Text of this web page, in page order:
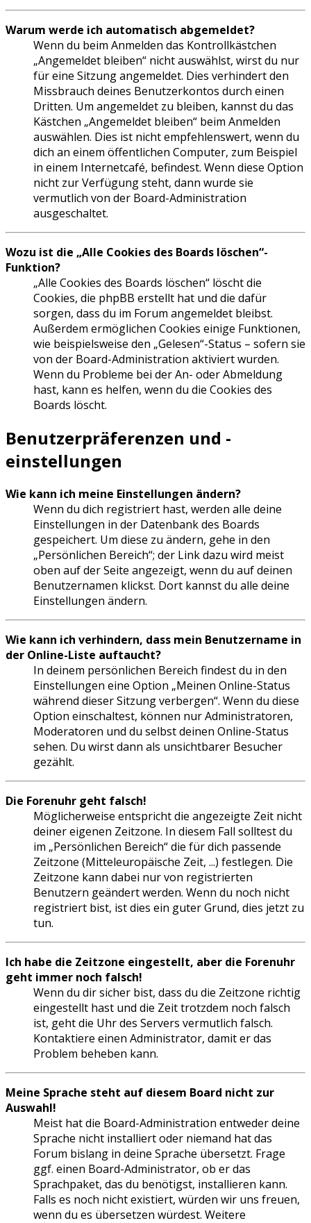
Warum werde ich automatisch abgemeldet?
Wenn du beim Anmelden das Kontrollkästchen
„Angemeldet bleiben“ nicht auswählst, wirst du nur
für eine Sitzung angemeldet. Dies verhindert den
Missbrauch deines Benutzerkontos durch einen
Dritten. Um angemeldet zu bleiben, kannst du das
Kästchen „Angemeldet bleiben“ beim Anmelden
auswählen. Dies ist nicht empfehlenswert, wenn du
dich an einem öffentlichen Computer, zum Beispiel
in einem Internetcafé, befindest. Wenn diese Option
nicht zur Verfügung steht, dann wurde sie
vermutlich von der Board-Administration
ausgeschaltet.
Wozu ist die „Alle Cookies des Boards löschen“-
Funktion?
„Alle Cookies des Boards löschen“ löscht die
Cookies, die phpBB erstellt hat und die dafür
sorgen, dass du im Forum angemeldet bleibst.
Außerdem ermöglichen Cookies einige Funktionen,
wie beispielsweise den „Gelesen“-Status – sofern sie
von der Board-Administration aktiviert wurden.
Wenn du Probleme bei der An- oder Abmeldung
hast, kann es helfen, wenn du die Cookies des
Boards löscht.
Benutzerpräferenzen und -
einstellungen
Wie kann ich meine Einstellungen ändern?
Wenn du dich registriert hast, werden alle deine
Einstellungen in der Datenbank des Boards
gespeichert. Um diese zu ändern, gehe in den
„Persönlichen Bereich“; der Link dazu wird meist
oben auf der Seite angezeigt, wenn du auf deinen
Benutzernamen klickst. Dort kannst du alle deine
Einstellungen ändern.
Wie kann ich verhindern, dass mein Benutzername in
der Online-Liste auftaucht?
In deinem persönlichen Bereich findest du in den
Einstellungen eine Option „Meinen Online-Status
während dieser Sitzung verbergen“. Wenn du diese
Option einschaltest, können nur Administratoren,
Moderatoren und du selbst deinen Online-Status
sehen. Du wirst dann als unsichtbarer Besucher
gezählt.
Die Forenuhr geht falsch!
Möglicherweise entspricht die angezeigte Zeit nicht
deiner eigenen Zeitzone. In diesem Fall solltest du
im „Persönlichen Bereich“ die für dich passende
Zeitzone (Mitteleuropäische Zeit, ...) festlegen. Die
Zeitzone kann dabei nur von registrierten
Benutzern geändert werden. Wenn du noch nicht
registriert bist, ist dies ein guter Grund, dies jetzt zu
tun.
Ich habe die Zeitzone eingestellt, aber die Forenuhr
geht immer noch falsch!
Wenn du dir sicher bist, dass du die Zeitzone richtig
eingestellt hast und die Zeit trotzdem noch falsch
ist, geht die Uhr des Servers vermutlich falsch.
Kontaktiere einen Administrator, damit er das
Problem beheben kann.
Meine Sprache steht auf diesem Board nicht zur
Auswahl!
Meist hat die Board-Administration entweder deine
Sprache nicht installiert oder niemand hat das
Forum bislang in deine Sprache übersetzt. Frage
ggf. einen Board-Administrator, ob er das
Sprachpaket, das du benötigst, installieren kann.
Falls es noch nicht existiert, würden wir uns freuen,
wenn du es übersetzen würdest. Weitere